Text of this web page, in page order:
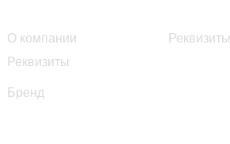
О компании
Реквизиты
Бренд
Реквизиты